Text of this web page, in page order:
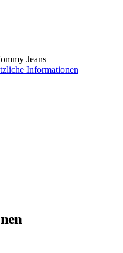
Jeans
Informationen